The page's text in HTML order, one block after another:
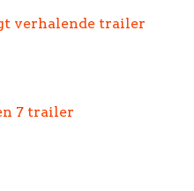
verhalende trailer
7 trailer